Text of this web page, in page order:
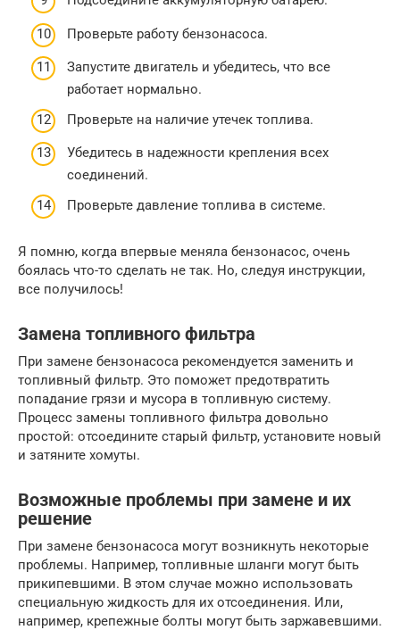
Проверьте работу бензонасоса.
Запустите двигатель и убедитесь, что все
работает нормально.
Проверьте на наличие утечек топлива.
Убедитесь в надежности крепления всех
соединений.
Проверьте давление топлива в системе.
Я помню, когда впервые меняла бензонасос, очень
боялась что-то сделать не так. Но, следуя инструкции,
все получилось!
Замена топливного фильтра
При замене бензонасоса рекомендуется заменить и
топливный фильтр. Это поможет предотвратить
попадание грязи и мусора в топливную систему.
Процесс замены топливного фильтра довольно
простой: отсоедините старый фильтр, установите новый
и затяните хомуты.
Возможные проблемы при замене и их
решение
При замене бензонасоса могут возникнуть некоторые
проблемы. Например, топливные шланги могут быть
прикипевшими. В этом случае можно использовать
специальную жидкость для их отсоединения. Или,
например, крепежные болты могут быть заржавевшими.